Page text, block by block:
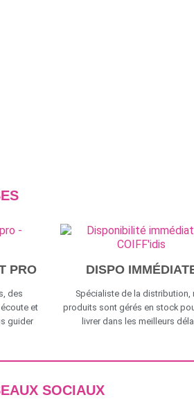
PRO
des
et
guider
DISPO
Spécialiste de la distribution,
produits sont gérés en stock
livrer dans les meilleurs
SOCIAUX